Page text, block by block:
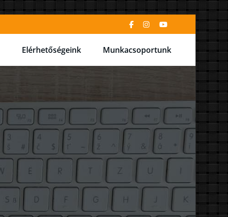
Elérhetőségeink Munkacsoportunk